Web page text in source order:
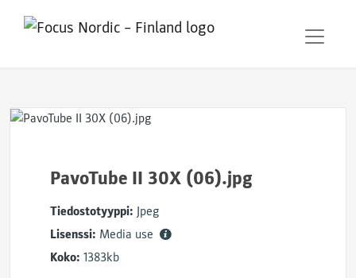
PavoTube II 30X (06).jpg
Tiedostotyyppi: Jpeg
Lisenssi: Media use
Koko: 1383kb